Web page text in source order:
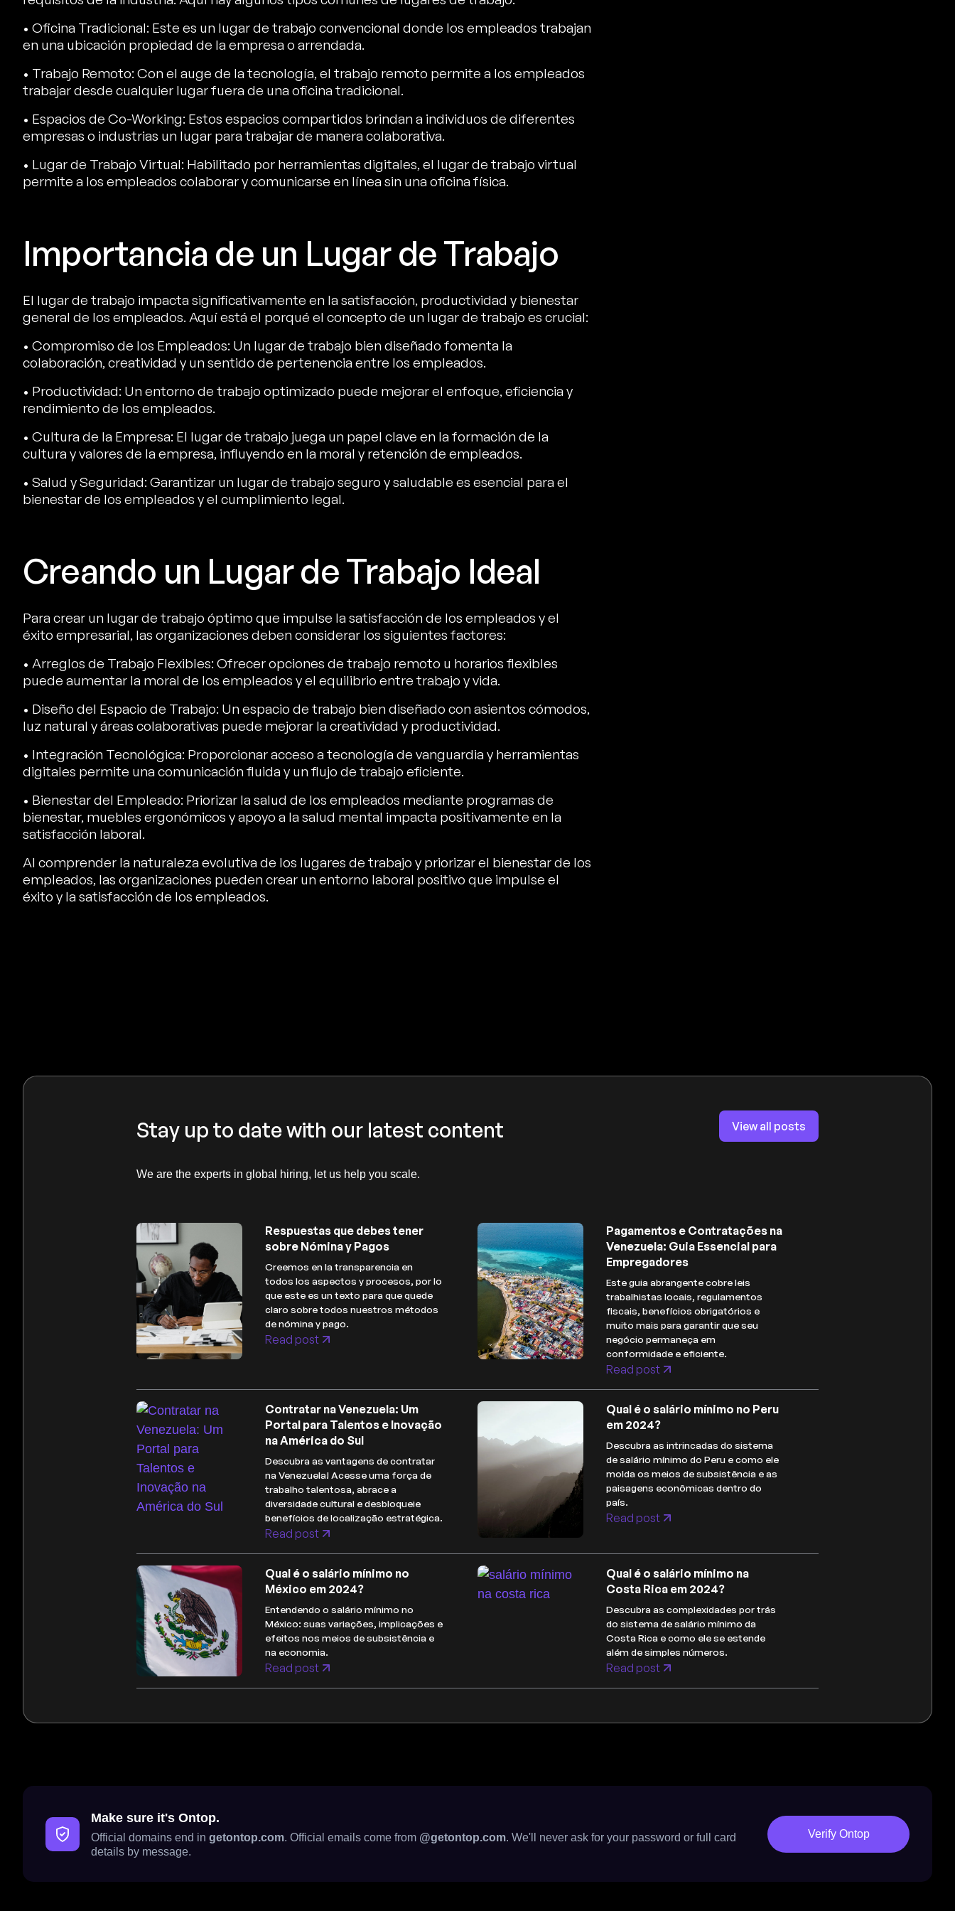
• Oficina Tradicional: Este es un lugar de trabajo convencional donde los empleados trabajan
en una ubicación propiedad de la empresa o arrendada.
• Trabajo Remoto: Con el auge de la tecnología, el trabajo remoto permite a los empleados
trabajar desde cualquier lugar fuera de una oficina tradicional.
• Espacios de Co-Working: Estos espacios compartidos brindan a individuos de diferentes
empresas o industrias un lugar para trabajar de manera colaborativa.
• Lugar de Trabajo Virtual: Habilitado por herramientas digitales, el lugar de trabajo virtual
permite a los empleados colaborar y comunicarse en línea sin una oficina física.
Importancia de un Lugar de Trabajo
El lugar de trabajo impacta significativamente en la satisfacción, productividad y bienestar
general de los empleados. Aquí está el porqué el concepto de un lugar de trabajo es crucial:
• Compromiso de los Empleados: Un lugar de trabajo bien diseñado fomenta la
colaboración, creatividad y un sentido de pertenencia entre los empleados.
• Productividad: Un entorno de trabajo optimizado puede mejorar el enfoque, eficiencia y
rendimiento de los empleados.
• Cultura de la Empresa: El lugar de trabajo juega un papel clave en la formación de la
cultura y valores de la empresa, influyendo en la moral y retención de empleados.
• Salud y Seguridad: Garantizar un lugar de trabajo seguro y saludable es esencial para el
bienestar de los empleados y el cumplimiento legal.
Creando un Lugar de Trabajo Ideal
Para crear un lugar de trabajo óptimo que impulse la satisfacción de los empleados y el
éxito empresarial, las organizaciones deben considerar los siguientes factores:
• Arreglos de Trabajo Flexibles: Ofrecer opciones de trabajo remoto u horarios flexibles
puede aumentar la moral de los empleados y el equilibrio entre trabajo y vida.
• Diseño del Espacio de Trabajo: Un espacio de trabajo bien diseñado con asientos cómodos,
luz natural y áreas colaborativas puede mejorar la creatividad y productividad.
• Integración Tecnológica: Proporcionar acceso a tecnología de vanguardia y herramientas
digitales permite una comunicación fluida y un flujo de trabajo eficiente.
• Bienestar del Empleado: Priorizar la salud de los empleados mediante programas de
bienestar, muebles ergonómicos y apoyo a la salud mental impacta positivamente en la
satisfacción laboral.
Al comprender la naturaleza evolutiva de los lugares de trabajo y priorizar el bienestar de los
empleados, las organizaciones pueden crear un entorno laboral positivo que impulse el
éxito y la satisfacción de los empleados.
Stay up to date with our latest content
We are the experts in global hiring, let us help you scale.
View all posts
Respuestas que debes tener
sobre Nómina y Pagos
Creemos en la transparencia en
todos los aspectos y procesos, por lo
que este es un texto para que quede
claro sobre todos nuestros métodos
de nómina y pago.
Read post
Pagamentos e Contratações na
Venezuela: Guia Essencial para
Empregadores
Este guia abrangente cobre leis
trabalhistas locais, regulamentos
fiscais, benefícios obrigatórios e
muito mais para garantir que seu
negócio permaneça em
conformidade e eficiente.
Read post
Contratar na Venezuela: Um
Portal para Talentos e Inovação
na América do Sul
Descubra as vantagens de contratar
na Venezuela! Acesse uma força de
trabalho talentosa, abrace a
diversidade cultural e desbloqueie
benefícios de localização estratégica.
Read post
Qual é o salário mínimo no Peru
em 2024?
Descubra as intrincadas do sistema
de salário mínimo do Peru e como ele
molda os meios de subsistência e as
paisagens econômicas dentro do
país.
Read post
Qual é o salário mínimo no
México em 2024?
Entendendo o salário mínimo no
México: suas variações, implicações e
efeitos nos meios de subsistência e
na economia.
Read post
Qual é o salário mínimo na
Costa Rica em 2024?
Descubra as complexidades por trás
do sistema de salário mínimo da
Costa Rica e como ele se estende
além de simples números.
Read post
Make sure it's Ontop.
Official domains end in getontop.com. Official emails come from @getontop.com. We'll never ask for your password or full card
details by message.
Verify Ontop